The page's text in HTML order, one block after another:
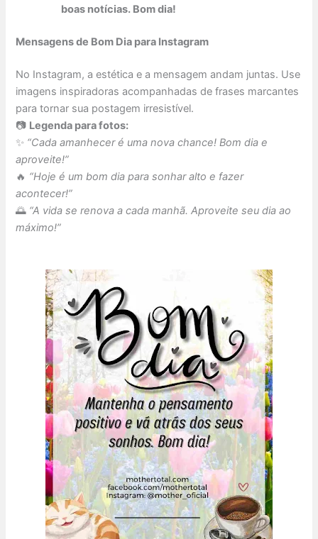
boas notícias. Bom dia!
Mensagens de Bom Dia para Instagram
No Instagram, a estética e a mensagem andam juntas. Use
imagens inspiradoras acompanhadas de frases marcantes
para tornar sua postagem irresistível.
📷 Legenda para fotos:
✨ “Cada amanhecer é uma nova chance! Bom dia e
aproveite!”
🔥 “Hoje é um bom dia para sonhar alto e fazer
acontecer!”
🌅 “A vida se renova a cada manhã. Aproveite seu dia ao
máximo!”